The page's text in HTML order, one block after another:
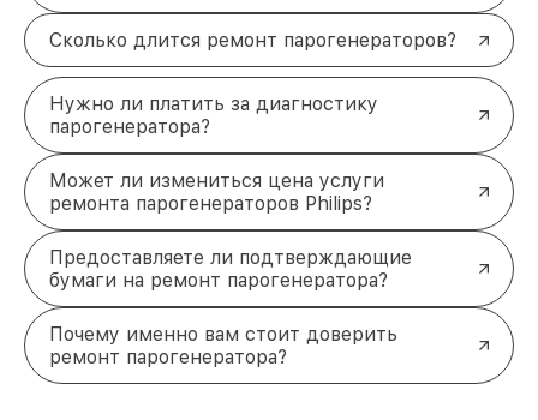
Сколько длится ремонт парогенераторов?
Нужно ли платить за диагностику
парогенератора?
Может ли измениться цена услуги
ремонта парогенераторов Philips?
Предоставляете ли подтверждающие
бумаги на ремонт парогенератора?
Почему именно вам стоит доверить
ремонт парогенератора?